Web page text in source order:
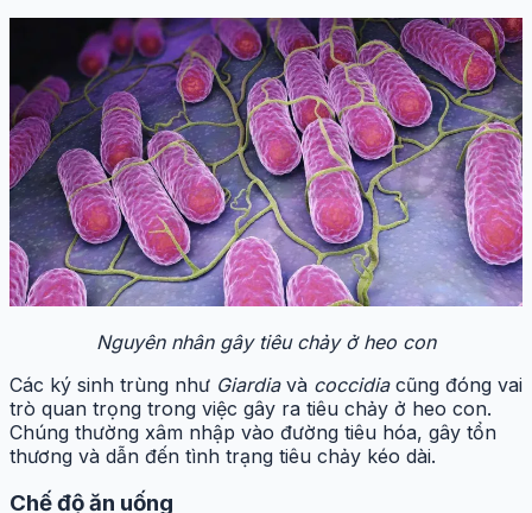
Nguyên nhân gây tiêu chảy ở heo con
Các ký sinh trùng như Giardiavà coccidiacũng đóng vai
trò quan trọng trong việc gây ra tiêu chảy ở heo con.
Chúng thường xâm nhập vào đường tiêu hóa, gây tổn
thương và dẫn đến tình trạng tiêu chảy kéo dài.
Chế độ ăn uống